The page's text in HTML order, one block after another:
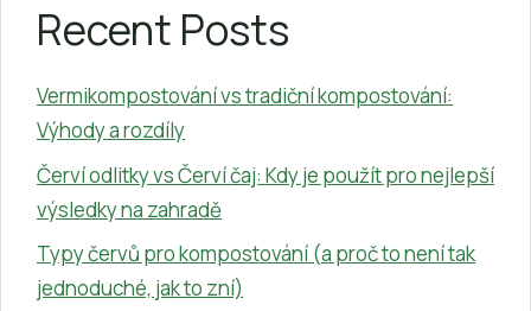
Recent Posts
Vermikompostování vs tradiční kompostování:
Výhody a rozdíly
Červí odlitky vs Červí čaj: Kdy je použít pro nejlepší
výsledky na zahradě
Typy červů pro kompostování (a proč to není tak
jednoduché, jak to zní)